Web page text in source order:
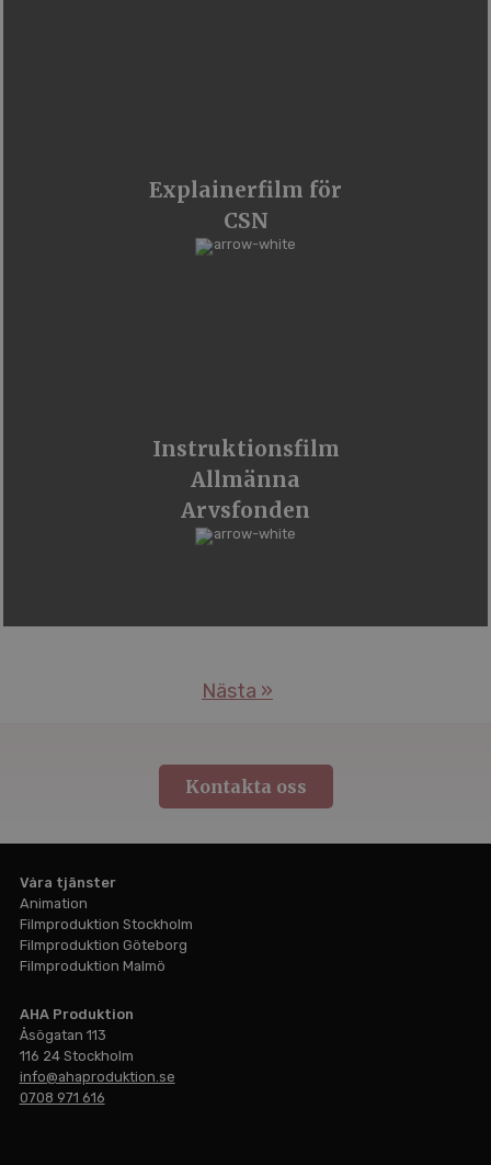
Explainerfilm för
CSN
Instruktionsfilm
Allmänna
Arvsfonden
Nästa »
Kontakta oss
Våra tjänster
Animation
Filmproduktion Stockholm
Filmproduktion Göteborg
Filmproduktion Malmö
AHA Produktion
Åsögatan 113
116 24 Stockholm
info@ahaproduktion.se
0708 971 616
Hem
Filmproduktion
Animation